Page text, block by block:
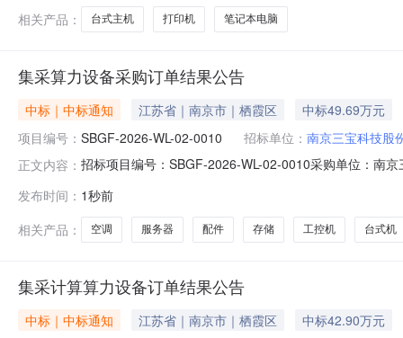
相关产品：
台式主机 打印机 笔记本电脑
集采算力设备采购订单结果公告
中标｜中标通知 江苏省｜南京市｜栖霞区
中标49.69万元
项目编号： SBGF-2026-WL-02-0010 招标单位： 南京三宝科技股
正文内容： 招标项目编号：SBGF-2026-WL-02-0010采购单位：南
交供应商：1.南京初唐科技发展有限公司五、成交内容
涵盖：服
发布时间： 1秒前
相关产品：
空调 服务器 配件 存储 工控机 台式机
集采计算算力设备订单结果公告
中标｜中标通知 江苏省｜南京市｜栖霞区
中标42.90万元